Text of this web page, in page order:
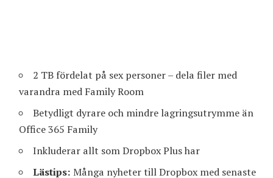
2 TB fördelat på sex personer – dela filer med
varandra med Family Room
Betydligt dyrare och mindre lagringsutrymme än
Office 365 Family
Inkluderar allt som Dropbox Plus har
Lästips: Många nyheter till Dropbox med senaste